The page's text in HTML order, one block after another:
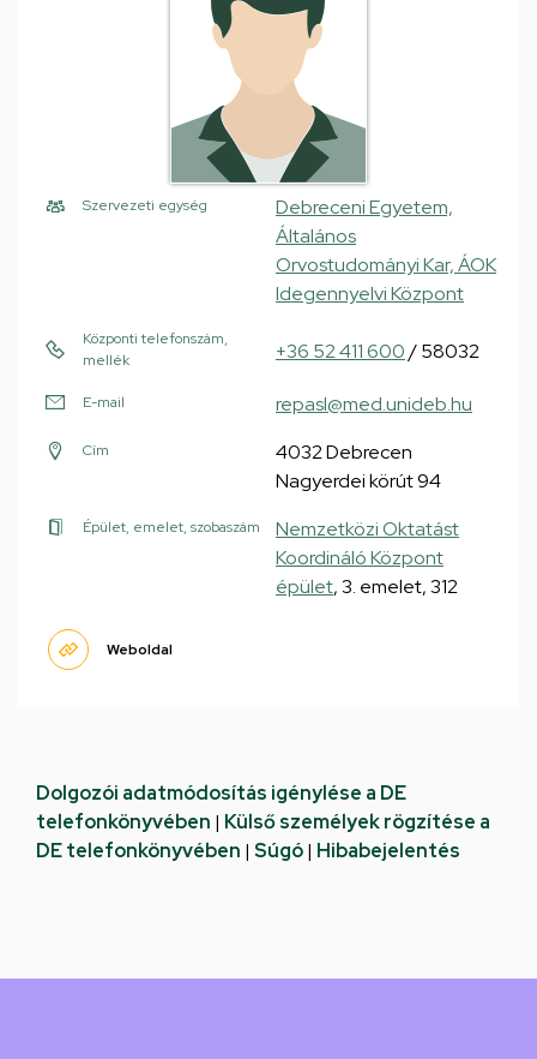
Szervezeti egység
Debreceni Egyetem,
Általános
Orvostudományi Kar, ÁOK
Idegennyelvi Központ
Központi telefonszám,
mellék
+36 52 411 600/ 58032
E-mail repasl@med.unideb.hu
Cím
4032 Debrecen
Nagyerdei körút 94
Épület, emelet, szobaszám
Nemzetközi Oktatást
Koordináló Központ
épület, 3. emelet, 312
Weboldal
Dolgozói adatmódosítás igénylése a DE
telefonkönyvében | Külső személyek rögzítése a
DE telefonkönyvében | Súgó| Hibabejelentés